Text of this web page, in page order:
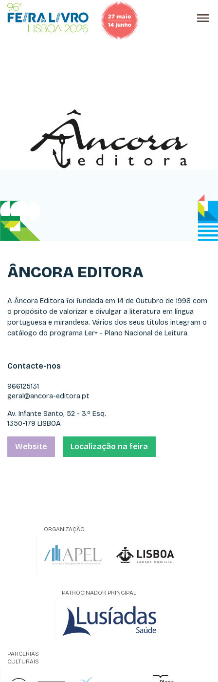
ÂNCORA EDITORA
A Âncora Editora foi fundada em 14 de Outubro de 1998 com
o propósito de valorizar e divulgar a literatura em língua
portuguesa e mirandesa. Vários dos seus títulos integram o
catálogo do programa Ler+ - Plano Nacional de Leitura.
Contacte-nos
966125131
geral@ancora-editora.pt
Av. Infante Santo, 52 - 3.º Esq.
1350-179 LISBOA
Website Localização na feira
ORGANIZAÇÃO
PATROCINADOR PRINCIPAL
PARCERIAS
CULTURAIS